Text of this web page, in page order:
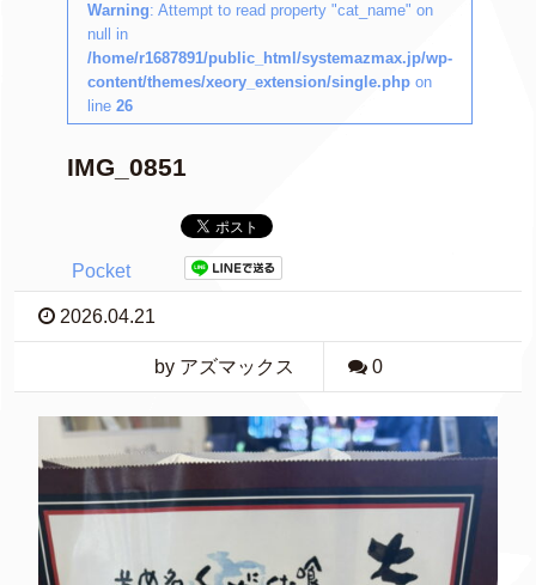
Warning: Attempt to read property "cat_name" on
null in
/home/r1687891/public_html/systemazmax.jp/wp-
content/themes/xeory_extension/single.php on
line 26
IMG_0851
Pocket
2026.04.21
by アズマックス 0